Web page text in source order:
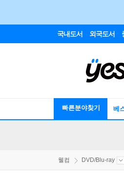
국내도서 외국도서
빠른분야찾기 베
웰컴 DVD/Blu-ray